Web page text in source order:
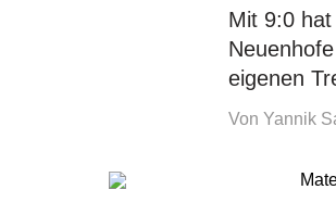
Mit 9:0
eigenen
Von Yannik